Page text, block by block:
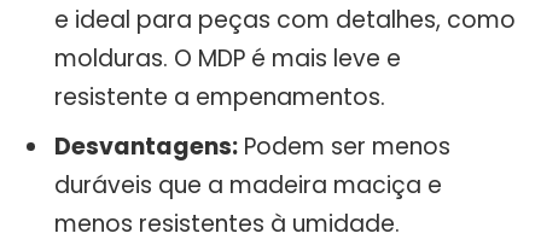
e ideal para peças com detalhes, como
molduras. O MDP é mais leve e
resistente a empenamentos.
Desvantagens: Podem ser menos
duráveis que a madeira maciça e
menos resistentes à umidade.